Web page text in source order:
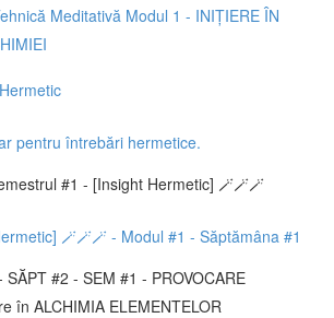
Meditativă Modul 1 - INIȚIERE ÎN
pentru întrebări hermetice.
#1 - [Insight Hermetic] 🪄🪄🪄
🪄🪄🪄 - Modul #1 - Săptămâna #1
SĂPT #2 - SEM #1 - PROVOCARE
în ALCHIMIA ELEMENTELOR